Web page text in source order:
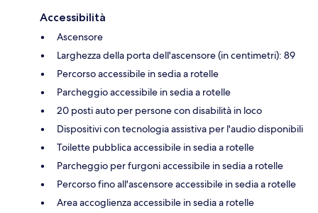
Accessibilità
Ascensore
Larghezza della porta dell'ascensore (in centimetri): 89
Percorso accessibile in sedia a rotelle
Parcheggio accessibile in sedia a rotelle
20 posti auto per persone con disabilità in loco
Dispositivi con tecnologia assistiva per l'audio disponibili
Toilette pubblica accessibile in sedia a rotelle
Parcheggio per furgoni accessibile in sedia a rotelle
Percorso fino all'ascensore accessibile in sedia a rotelle
Area accoglienza accessibile in sedia a rotelle